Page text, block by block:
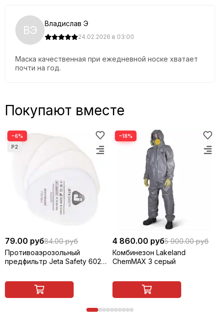
ВЭ Владислав Э
24.02.2026 в 03:00
Маска качественная при ежедневной носке хватает
почти на год.
Покупают вместе
−6%
79.00 руб84.00 руб
Противоаэрозольный
предфильтр Jeta Safety 6020
−18%
4 860.00 руб5 900.00 руб
Комбинезон Lakeland
ChemMAX 3 серый